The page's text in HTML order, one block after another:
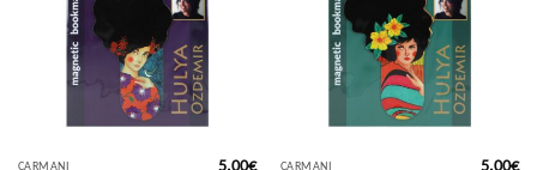
CARMANI 5,00€ CARMANI 5,00€